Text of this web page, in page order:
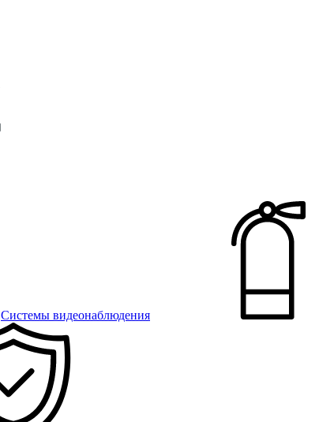
Системы видеонаблюдения